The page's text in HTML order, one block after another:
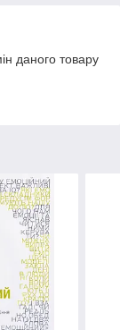
даного товару